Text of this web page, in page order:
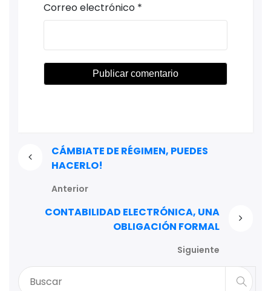
Correo electrónico *
CÁMBIATE DE RÉGIMEN, PUEDES
HACERLO!
Anterior
CONTABILIDAD ELECTRÓNICA, UNA
OBLIGACIÓN FORMAL
Siguiente